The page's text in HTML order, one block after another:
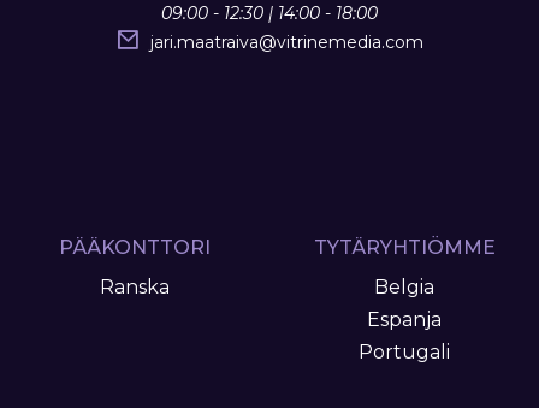
09:00 - 12:30 | 14:00 - 18:00
jari.maatraiva@vitrinemedia.com
PÄÄKONTTORI
Ranska
TYTÄRYHTIÖMME
Belgia
Espanja
Portugali